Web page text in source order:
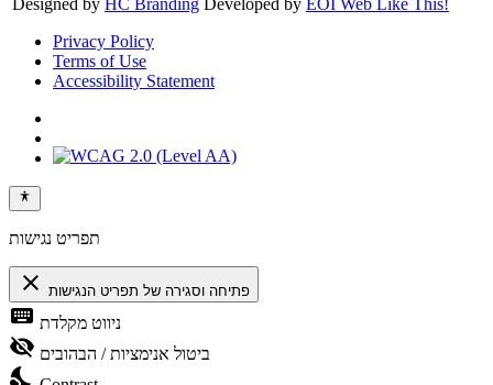
Designed by HC Branding Developed by EOI Web Like This!
Privacy Policy
Terms of Use
Accessibility Statement
תפריט נגישות
close פתיחה וסגירה של תפריט הנגישות
keyboard ניווט מקלדת
visibility_off ביטול אנימציות / הבהובים
nights_stay